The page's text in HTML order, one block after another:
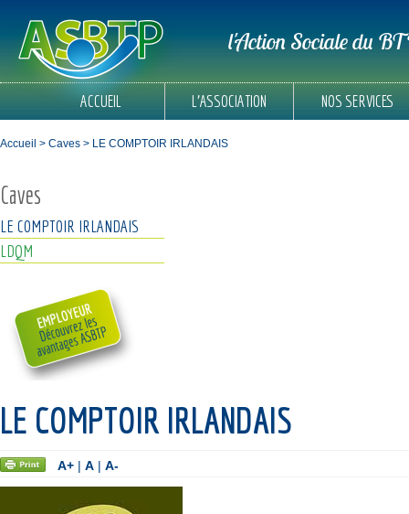
l'Action Sociale du
ACCUEIL L'ASSOCIATION NOS SERVICES
Accueil > Caves > LE COMPTOIR IRLANDAIS
Caves
LE COMPTOIR IRLANDAIS
LDQM
LE COMPTOIR IRLANDAIS
A+| A| A-